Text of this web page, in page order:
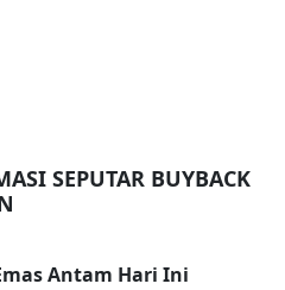
SEPUTAR BUYBACK
Antam Hari Ini